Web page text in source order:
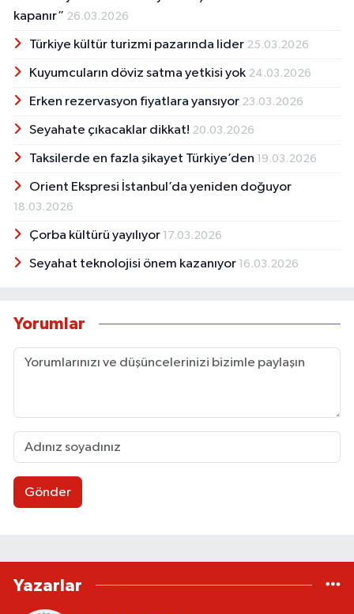
kapanır” 26.03.2026
Türkiye kültür turizmi pazarında lider 25.03.2026
Kuyumcuların döviz satma yetkisi yok 24.03.2026
Erken rezervasyon fiyatlara yansıyor 23.03.2026
Seyahate çıkacaklar dikkat! 20.03.2026
Taksilerde en fazla şikayet Türkiye’den 19.03.2026
Orient Ekspresi İstanbul’da yeniden doğuyor
18.03.2026
Çorba kültürü yayılıyor 17.03.2026
Seyahat teknolojisi önem kazanıyor 16.03.2026
Yorumlar
Gönder
Yazarlar